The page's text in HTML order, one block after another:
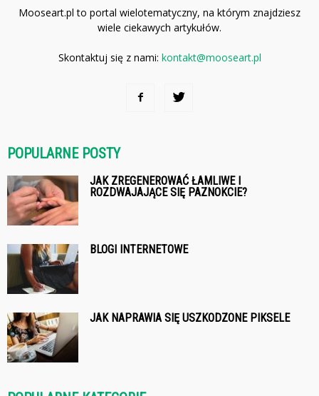
Mooseart.pl to portal wielotematyczny, na którym znajdziesz
wiele ciekawych artykułów.
Skontaktuj się z nami: kontakt@mooseart.pl
POPULARNE POSTY
JAK ZREGENEROWAĆ ŁAMLIWE I
ROZDWAJAJĄCE SIĘ PAZNOKCIE?
BLOGI INTERNETOWE
JAK NAPRAWIA SIĘ USZKODZONE PIKSELE